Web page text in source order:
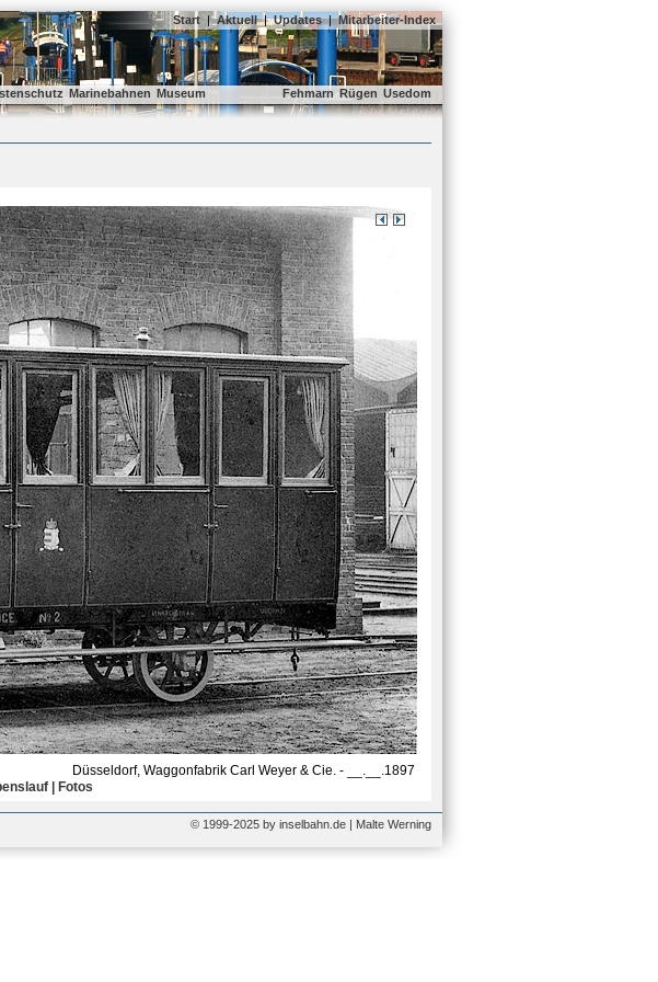
Start | Aktuell | Updates | Mitarbeiter-Index
Marinebahnen Museum Fehmarn Rügen Usedom
Düsseldorf, Waggonfabrik Carl Weyer & Cie. - __.__.1897
| Fotos
© 1999-2025 by inselbahn.de | Malte Werning